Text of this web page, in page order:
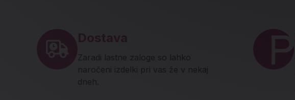
Dostava
Zaradi lastne zaloge so lahko
naročeni izdelki pri vas že v nekaj
dneh.